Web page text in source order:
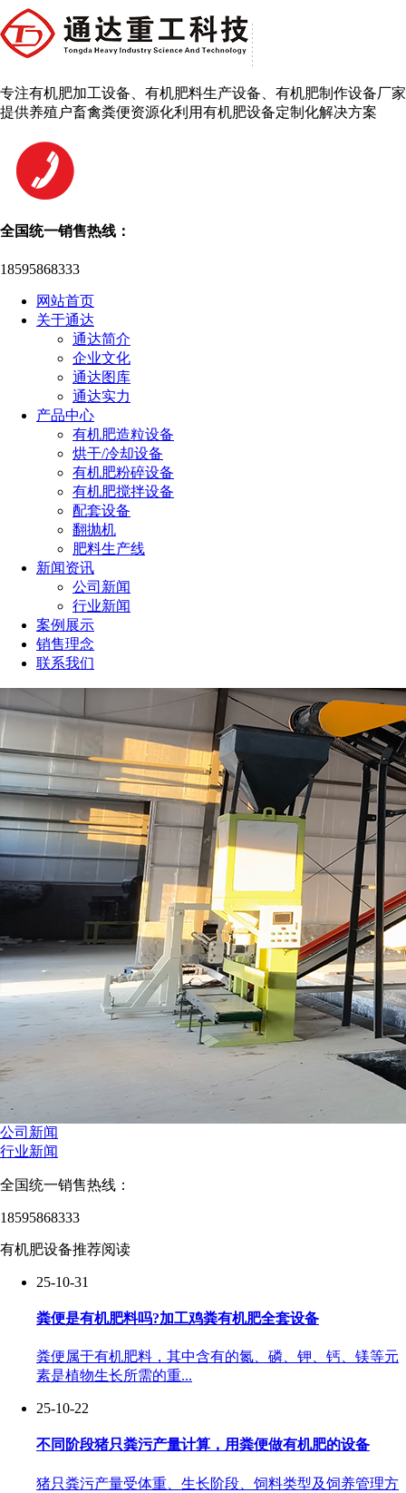
专注有机肥加工设备、有机肥料生产设备、有机肥制作设备厂家
提供养殖户畜禽粪便资源化利用有机肥设备定制化解决方案
全国统一销售热线：
18595868333
网站首页
关于通达
通达简介
企业文化
通达图库
通达实力
产品中心
有机肥造粒设备
烘干/冷却设备
有机肥粉碎设备
有机肥搅拌设备
配套设备
翻抛机
肥料生产线
新闻资讯
公司新闻
行业新闻
案例展示
销售理念
联系我们
公司新闻
行业新闻
全国统一销售热线：
18595868333
有机肥设备推荐阅读
25-10-31
粪便是有机肥料吗?加工鸡粪有机肥全套设备
粪便属于有机肥料，其中含有的氮、磷、钾、钙、镁等元
素是植物生长所需的重...
25-10-22
不同阶段猪只粪污产量计算，用粪便做有机肥的设备
猪只粪污产量受体重、生长阶段、饲料类型及饲养管理方